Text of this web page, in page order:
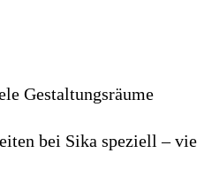
Gestaltungsräume
bei Sika speziell –